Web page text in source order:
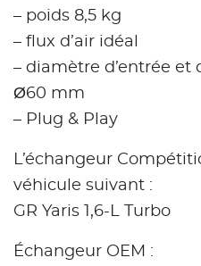
– poids 8,5 kg
– flux d’air idéal
– diamètre d’entrée et
Ø60 mm
– Plug & Play
L’échangeur
véhicule suivant :
GR Yaris 1,6-L Turbo
Échangeur OEM :